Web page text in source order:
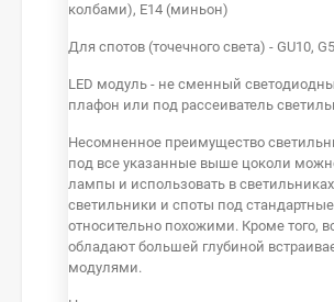
колбами), E14 (миньон)
Для спотов (точечного света) - GU10,
LED модуль - не сменный
плафон или под рассеиватель
Несомненное преимущество
под все указанные выше цоколи
лампы и использовать в
светильники и споты под
относительно похожими. Кроме того,
обладают большей глубиной
модулями.